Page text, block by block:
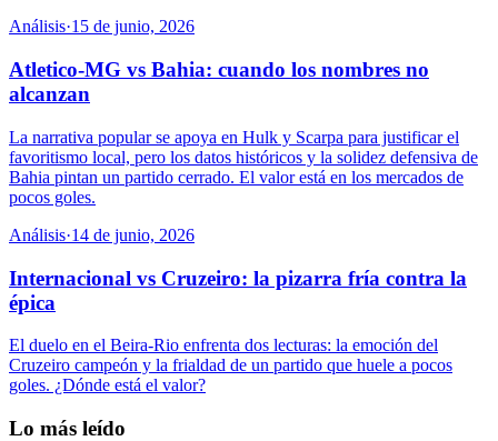
Análisis·15 de junio, 2026
Atletico-MG vs Bahia: cuando los nombres no
alcanzan
La narrativa popular se apoya en Hulk y Scarpa para justificar el
favoritismo local, pero los datos históricos y la solidez defensiva de
Bahia pintan un partido cerrado. El valor está en los mercados de
pocos goles.
Análisis·14 de junio, 2026
Internacional vs Cruzeiro: la pizarra fría contra la
épica
El duelo en el Beira-Rio enfrenta dos lecturas: la emoción del
Cruzeiro campeón y la frialdad de un partido que huele a pocos
goles. ¿Dónde está el valor?
Lo más leído